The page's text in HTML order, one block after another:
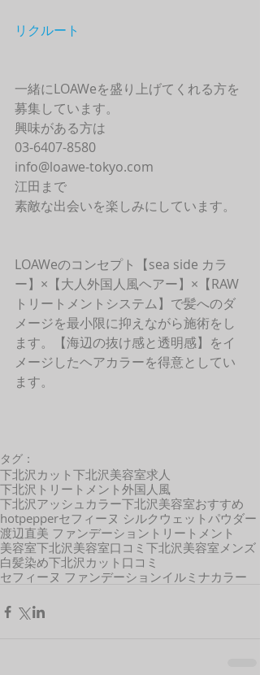
リクルート
一緒にLOAWeを盛り上げてくれる方を
募集しています。
興味がある方は
03-6407-8580
info@loawe-tokyo.com
江田まで
素敵な出会いを楽しみにしています。
LOAWeのコンセプト【sea side カラ
ー】×【大人外国人風ヘアー】×【RAW
トリートメントシステム】で髪へのダ
メージを最小限に抑えながら施術をし
ます。【海辺の抜け感と透明感】をイ
メージしたヘアカラーを得意としてい
ます。
タグ：
下北沢カット 下北沢美容室求人
下北沢トリートメント 外国人風
下北沢アッシュカラー下北沢美容室おすすめ
hotpepperセフィーヌ シルクウェットパウダー
渡辺直美 ファンデーション トリートメント
美容室下北沢美容室口コミ 下北沢美容室メンズ
白髪染め下北沢 カット 口コミ
セフィーヌ ファンデーションイルミナカラー